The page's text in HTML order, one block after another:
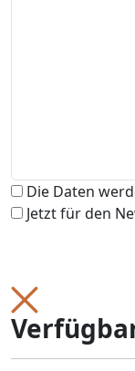
Die Daten
Jetzt für den